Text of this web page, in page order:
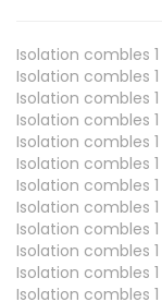
Isolation combles 1
Isolation combles 1
Isolation combles 1
Isolation combles 1
Isolation combles 1
Isolation combles 1
Isolation combles 1
Isolation combles 1
Isolation combles 1
Isolation combles 1
Isolation combles 1
Isolation combles 1